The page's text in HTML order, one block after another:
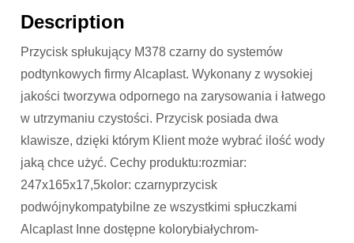
Description
Przycisk spłukujący M378 czarny do systemów
podtynkowych firmy Alcaplast. Wykonany z wysokiej
jakości tworzywa odpornego na zarysowania i łatwego
w utrzymaniu czystości. Przycisk posiada dwa
klawisze, dzięki którym Klient może wybrać ilość wody
jaką chce użyć. Cechy produktu:rozmiar:
247x165x17,5kolor: czarnyprzycisk
podwójnykompatybilne ze wszystkimi spłuczkami
Alcaplast Inne dostępne kolorybiałychrom-